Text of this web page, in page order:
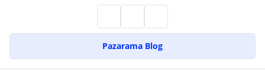
Pazarama Blog